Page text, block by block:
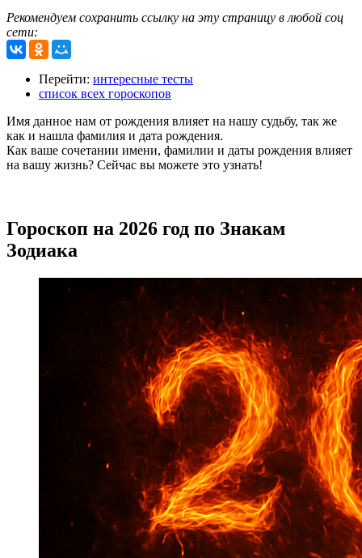
Рекомендуем сохранить ссылку на эту страницу в любой соц
сети:
Перейти: интересные тесты
список всех гороскопов
Имя данное нам от рождения влияет на нашу судьбу, так же
как и нашла фамилия и дата рождения.
Как ваше сочетании имени, фамилии и даты рождения влияет
на вашу жизнь? Сейчас вы можете это узнать!
Гороскоп на 2026 год по Знакам
Зодиака